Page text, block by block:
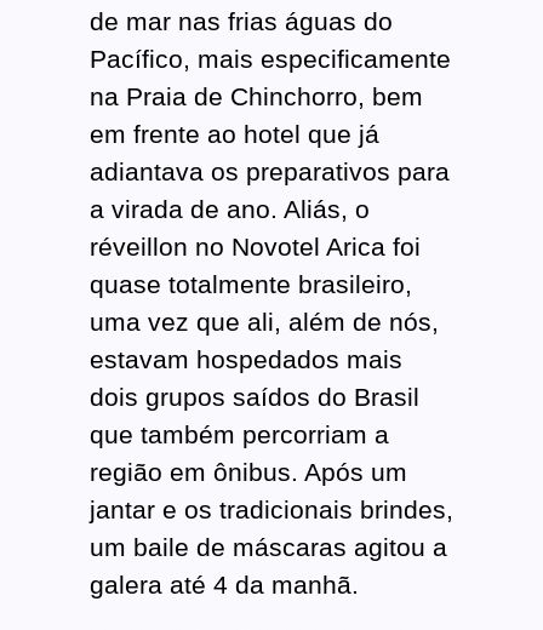
de mar nas frias águas do
Pacífico, mais especificamente
na Praia de Chinchorro, bem
em frente ao hotel que já
adiantava os preparativos para
a virada de ano. Aliás, o
réveillon no Novotel Arica foi
quase totalmente brasileiro,
uma vez que ali, além de nós,
estavam hospedados mais
dois grupos saídos do Brasil
que também percorriam a
região em ônibus. Após um
jantar e os tradicionais brindes,
um baile de máscaras agitou a
galera até 4 da manhã.